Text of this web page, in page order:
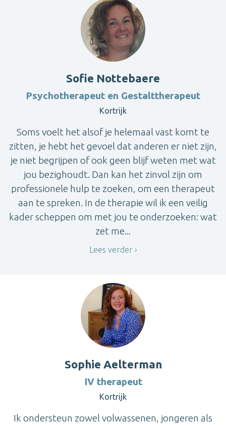
Sofie Nottebaere
Psychotherapeut en Gestalttherapeut
Kortrijk
Soms voelt het alsof je helemaal vast komt te
zitten, je hebt het gevoel dat anderen er niet zijn,
je niet begrijpen of ook geen blijf weten met wat
jou bezighoudt. Dan kan het zinvol zijn om
professionele hulp te zoeken, om een therapeut
aan te spreken. In de therapie wil ik een veilig
kader scheppen om met jou te onderzoeken: wat
zet me...
Lees verder
Sophie Aelterman
IV therapeut
Kortrijk
Ik ondersteun zowel volwassenen, jongeren als